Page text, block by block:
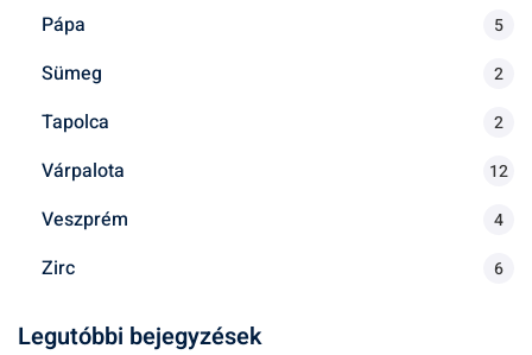
Pápa 5
Sümeg 2
Tapolca 2
Várpalota 12
Veszprém 4
Zirc 6
Legutóbbi bejegyzések